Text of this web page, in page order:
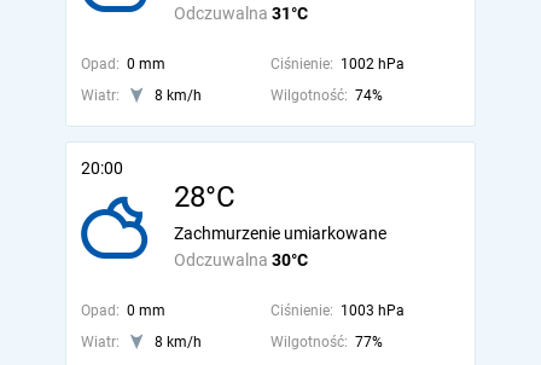
Odczuwalna 31°C
Opad: 0 mm Ciśnienie: 1002 hPa
Wiatr:
8 km/h Wilgotność: 74%
20:00
28°C
Odczuwalna 30°C
Zachmurzenie umiarkowane
Opad: 0 mm Ciśnienie: 1003 hPa
Wiatr:
8 km/h Wilgotność: 77%